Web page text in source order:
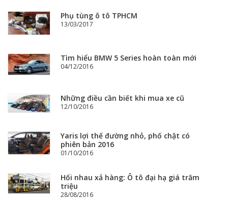
Phụ tùng ô tô TPHCM
13/03/2017
Tìm hiểu BMW 5 Series hoàn toàn mới
04/12/2016
Những điều cần biết khi mua xe cũ
12/10/2016
Yaris lợi thế đường nhỏ, phố chật có
phiên bản 2016
01/10/2016
Hối nhau xả hàng: Ô tô đại hạ giá trăm
triệu
28/08/2016